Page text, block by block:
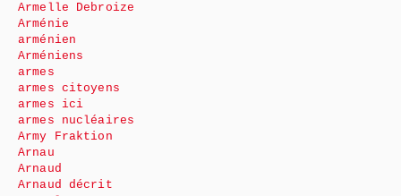
Armelle Debroize
Arménie
arménien
Arméniens
armes
armes citoyens
armes ici
armes nucléaires
Army Fraktion
Arnau
Arnaud
Arnaud décrit